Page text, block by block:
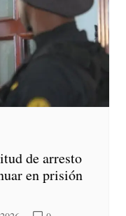
de arresto
en prisión